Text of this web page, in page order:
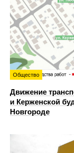
Общество
Движение
и Керженской
Новгороде